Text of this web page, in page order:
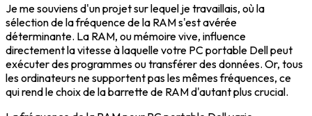
Je me souviens d'un projet sur lequel je travaillais, où la
sélection de la fréquence de la RAM s'est avérée
déterminante. La RAM, ou mémoire vive, influence
directement la vitesse à laquelle votre PC portable Dell peut
exécuter des programmes ou transférer des données. Or, tous
les ordinateurs ne supportent pas les mêmes fréquences, ce
qui rend le choix de la barrette de RAM d'autant plus crucial.